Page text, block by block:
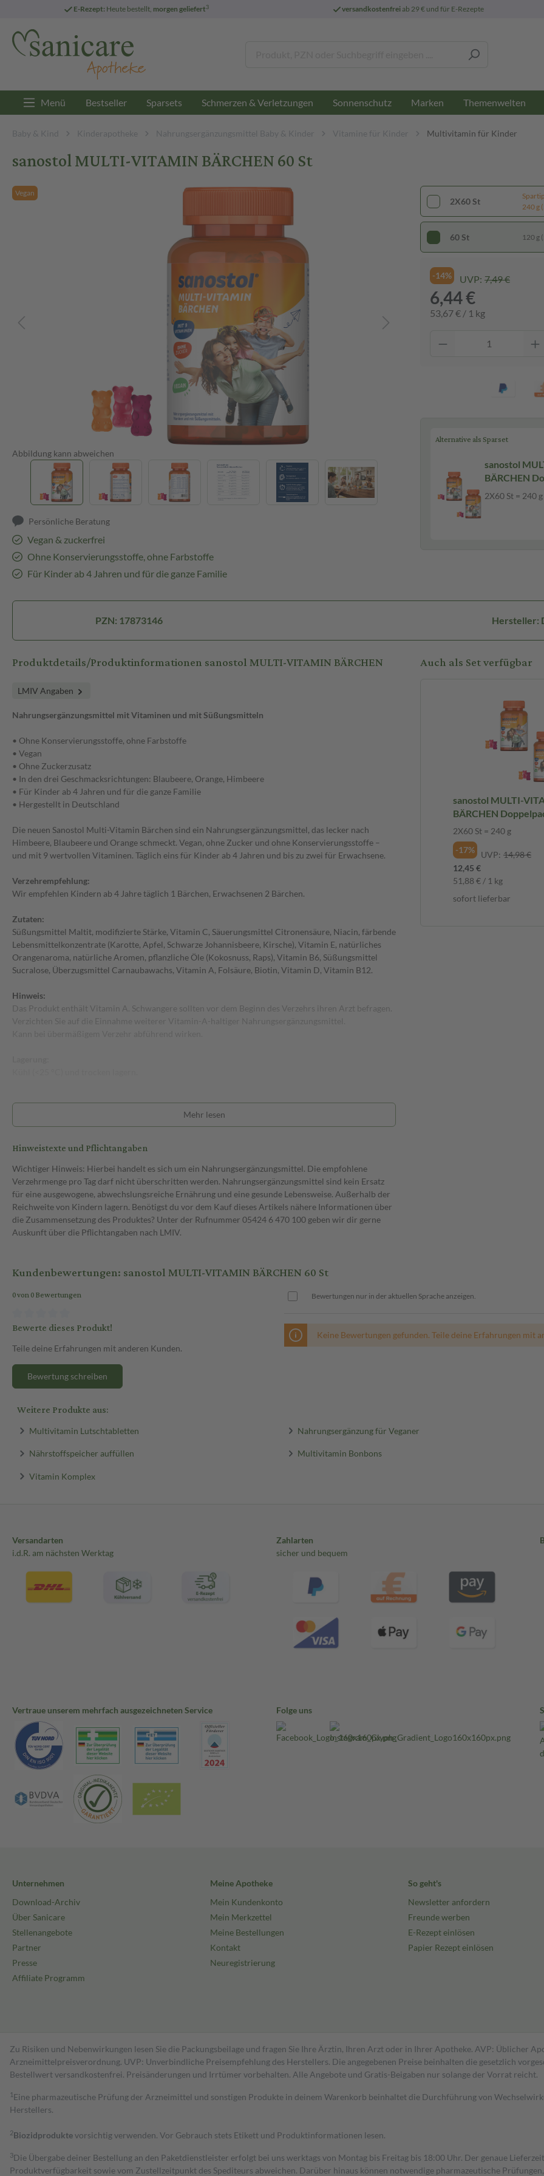
E-Rezept: Heute bestellt, morgen geliefert3 versandkostenfreiab 29 € und für E-Rezepte
Menü Bestseller Sparsets Schmerzen & Verletzungen Sonnenschutz Marken Themenwelten
Baby & Kind Kinderapotheke Nahrungsergänzungsmittel Baby & Kinder Vitamine für Kinder Multivitamin für Kinder
sanostol MULTI-VITAMIN BÄRCHEN 60 St
Vegan
Abbildung kann abweichen
Persönliche Beratung
Vegan & zuckerfrei
Ohne Konservierungsstoffe, ohne Farbstoffe
Für Kinder ab 4 Jahren und für die ganze Familie
2X60 St
240 g
60 St 120 g
-14% UVP: 7,49 €
6,44 €
53,67 € / 1 kg
Alternative als Sparset
sanostol
BÄRCHEN
2X60 St = 240 g
PZN: 17873146 Hersteller:
Produktdetails/Produktinformationen sanostol MULTI-VITAMIN BÄRCHEN
LMIV Angaben
Nahrungsergänzungsmittel mit Vitaminen und mit Süßungsmitteln
• Ohne Konservierungsstoffe, ohne Farbstoffe
• Vegan
• Ohne Zuckerzusatz
• In den drei Geschmacksrichtungen: Blaubeere, Orange, Himbeere
• Für Kinder ab 4 Jahren und für die ganze Familie
• Hergestellt in Deutschland
Die neuen Sanostol Multi-Vitamin Bärchen sind ein Nahrungsergänzungsmittel, das lecker nach
Himbeere, Blaubeere und Orange schmeckt. Vegan, ohne Zucker und ohne Konservierungsstoffe –
und mit 9 wertvollen Vitaminen. Täglich eins für Kinder ab 4 Jahren und bis zu zwei für Erwachsene.
Verzehrempfehlung:
Wir empfehlen Kindern ab 4 Jahre täglich 1 Bärchen, Erwachsenen 2 Bärchen.
Zutaten:
Süßungsmittel Maltit, modifizierte Stärke, Vitamin C, Säuerungsmittel Citronensäure, Niacin, färbende
Lebensmittelkonzentrate (Karotte, Apfel, Schwarze Johannisbeere, Kirsche), Vitamin E, natürliches
Orangenaroma, natürliche Aromen, pflanzliche Öle (Kokosnuss, Raps), Vitamin B6, Süßungsmittel
Sucralose, Überzugsmittel Carnaubawachs, Vitamin A, Folsäure, Biotin, Vitamin D, Vitamin B12.
Hinweis:
Das Produkt enthält Vitamin A. Schwangere sollten vor dem Beginn des Verzehrs ihren Arzt befragen.
Mehr lesen
Hinweistexte und Pflichtangaben
Wichtiger Hinweis: Hierbei handelt es sich um ein Nahrungsergänzungsmittel. Die empfohlene
Verzehrmenge pro Tag darf nicht überschritten werden. Nahrungsergänzungsmittel sind kein Ersatz
für eine ausgewogene, abwechslungsreiche Ernährung und eine gesunde Lebensweise. Außerhalb der
Reichweite von Kindern lagern. Benötigst du vor dem Kauf dieses Artikels nähere Informationen über
die Zusammensetzung des Produktes? Unter der Rufnummer 05424 6 470 100 geben wir dir gerne
Auskunft über die Pflichtangaben nach LMIV.
Auch als Set verfügbar
sanostol MULTI-
BÄRCHEN
2X60 St = 240 g
-17%
UVP: 14,98 €
12,45 €
51,88 € / 1 kg
sofort lieferbar
Kundenbewertungen: sanostol MULTI-VITAMIN BÄRCHEN 60 St
0 von 0 Bewertungen
Bewerte dieses Produkt!
Teile deine Erfahrungen mit anderen Kunden.
Bewertung schreiben
Bewertungen nur in der aktuellen Sprache anzeigen.
Keine Bewertungen gefunden. Teile deine Erfahrungen mit
Weitere Produkte aus:
Multivitamin Lutschtabletten Nahrungsergänzung für Veganer
Nährstoffspeicher auffüllen Multivitamin Bonbons
Vitamin Komplex
Versandarten
i.d.R. am nächsten Werktag
Zahlarten
sicher und bequem
Vertraue unserem mehrfach ausgezeichneten Service Folge uns
Unternehmen
Download-Archiv
Über Sanicare
Stellenangebote
Partner
Presse
Affiliate Programm
Meine Apotheke
Mein Kundenkonto
Mein Merkzettel
Meine Bestellungen
Kontakt
Neuregistrierung
So geht's
Newsletter anfordern
Freunde werben
E-Rezept einlösen
Papier Rezept einlösen
Zu Risiken und Nebenwirkungen lesen Sie die Packungsbeilage und fragen Sie Ihre Ärztin, Ihren Arzt oder in Ihrer Apotheke. AVP: Üblicher
Arzneimittelpreisverordnung. UVP: Unverbindliche Preisempfehlung des Herstellers. Die angegebenen Preise beinhalten die gesetzlich
Bestell­wert versand­kosten­frei. Preisänderungen und Irrtümer vorbehalten. Alle Angebote und Gratis-Beigaben nur solange der Vorrat reicht.
1 Eine pharmazeutische Prüfung der Arzneimittel und sonstigen Produkte in deinem Warenkorb beinhaltet die Durchführung von
Herstellers.
2Biozidproduktevorsichtig verwenden. Vor Gebrauch stets Etikett und Produktinformationen lesen.
3Die Übergabe deiner Bestellung an den Paketdienstleister erfolgt bei uns werktags von Montag bis Freitag bis 18:00 Uhr. Der genaue
Produktverfügbarkeit sowie vom Zustellzeitpunkt des Spediteurs abweichen. Darüber hinaus können notwendige pharmazeutische